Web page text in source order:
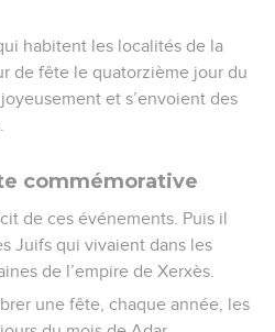
habitent les localités de la
de fête le quatorzième jour du
et s’envoient des
commémorative
de ces événements. Puis il
Juifs qui vivaient dans les
de l’empire de Xerxès.
une fête, chaque année, les